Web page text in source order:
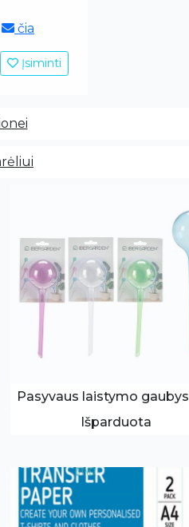
čia
Įsiminti
Pasyvaus laistymo gaubys
Išparduota